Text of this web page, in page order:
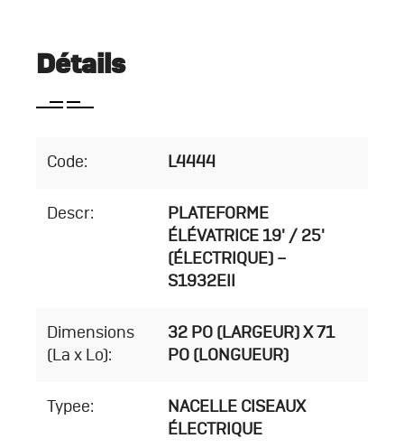
Détails
Code: L4444
Descr:
PLATEFORME
ÉLÉVATRICE 19' / 25'
(ÉLECTRIQUE) –
S1932EII
Dimensions
(La x Lo):
32 PO (LARGEUR) X 71
PO (LONGUEUR)
Typee:
NACELLE CISEAUX
ÉLECTRIQUE